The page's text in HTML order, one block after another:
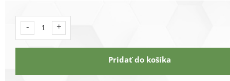
Pridať do košíka